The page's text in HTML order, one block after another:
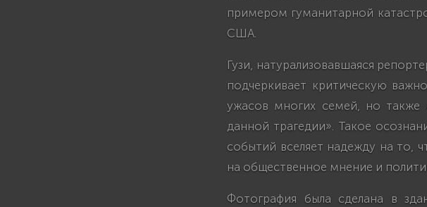
примером гуманитарной
США.
Гузи, натурализовавшаяся
подчеркивает критическую
ужасов многих семей, но
данной трагедии». Такое
событий вселяет надежду на то,
на общественное мнение и
Фотография была сделана в